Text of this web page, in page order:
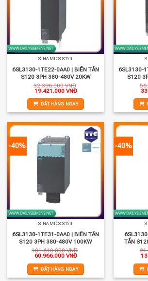
SINAMICS S120
6SL3130-1TE22-0AA0 | BIẾN TẦN
S120 3PH 380-480V 20KW
32.396.000VNĐ
Giá
là:
32.396.000 VNĐ.
19.421.000 VNĐGiá
tại
là:
19.421.000 VNĐ.
ĐẶT HÀNG NGAY
6SL3130-
S120
Giá
là:
-40%
SINAMICS S120
6SL3130-1TE31-0AA0 | BIẾN TẦN
S120 3PH 380-480V 100KW
101.610.000VNĐ
Giá
là:
101.610.000 VNĐ.
60.966.000 VNĐGiá
tại
là:
60.966.000 VNĐ.
ĐẶT HÀNG NGAY
-40%
TẦN
là: